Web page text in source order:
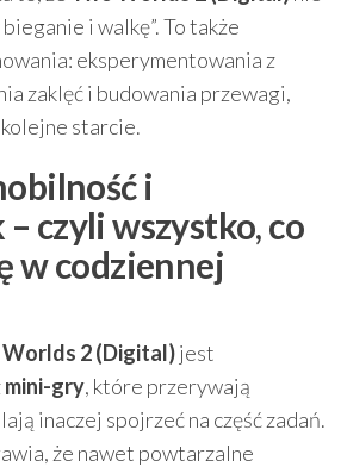
i walkę”. To także
eksperymentowania z
zaklęć i budowania przewagi,
starcie.
i
czyli wszystko, co
w codziennej
2 (Digital)jest
mini-gry, które przerywają
inaczej spojrzeć na część zadań.
że nawet powtarzalne